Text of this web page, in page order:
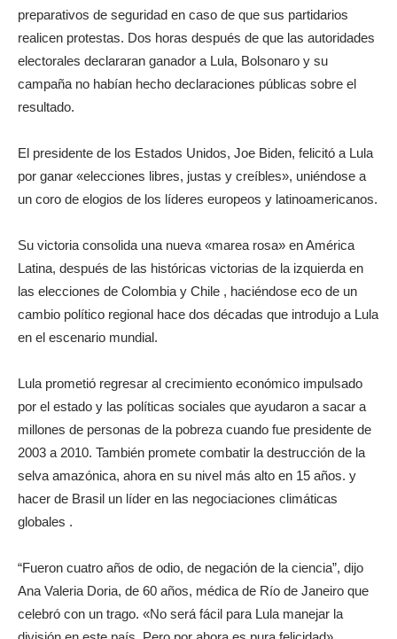
preparativos de seguridad en caso de que sus partidarios
realicen protestas. Dos horas después de que las autoridades
electorales declararan ganador a Lula, Bolsonaro y su
campaña no habían hecho declaraciones públicas sobre el
resultado.
El presidente de los Estados Unidos, Joe Biden, felicitó a Lula
por ganar «elecciones libres, justas y creíbles», uniéndose a
un coro de elogios de los líderes europeos y latinoamericanos.
Su victoria consolida una nueva «marea rosa» en América
Latina, después de las históricas victorias de la izquierda en
las elecciones de Colombia y Chile , haciéndose eco de un
cambio político regional hace dos décadas que introdujo a Lula
en el escenario mundial.
Lula prometió regresar al crecimiento económico impulsado
por el estado y las políticas sociales que ayudaron a sacar a
millones de personas de la pobreza cuando fue presidente de
2003 a 2010. También promete combatir la destrucción de la
selva amazónica, ahora en su nivel más alto en 15 años. y
hacer de Brasil un líder en las negociaciones climáticas
globales .
“Fueron cuatro años de odio, de negación de la ciencia”, dijo
Ana Valeria Doria, de 60 años, médica de Río de Janeiro que
celebró con un trago. «No será fácil para Lula manejar la